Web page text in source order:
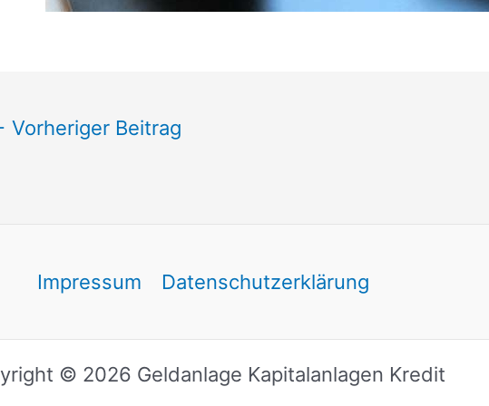
Vorheriger Beitrag
Impressum Datenschutzerklärung
© 2026 Geldanlage Kapitalanlagen Kredit